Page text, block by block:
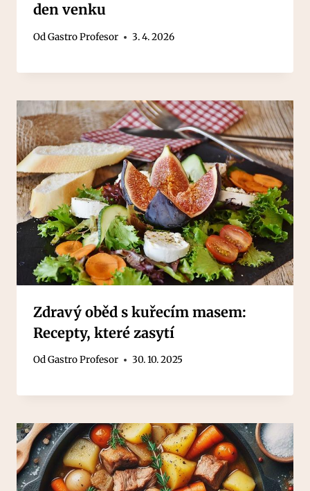
den venku
OdGastro Profesor 3. 4. 2026
Zdravý oběd s kuřecím masem:
Recepty, které zasytí
OdGastro Profesor 30. 10. 2025